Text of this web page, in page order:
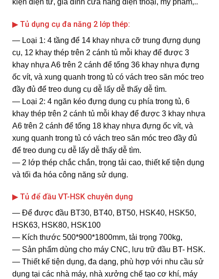
▶ Tủ dụng cụ đa năng 2 lớp thép:
― Loại 1: 4 tầng để 14 khay nhựa cỡ trung đựng dụng
cụ, 12 khay thép trên 2 cánh tủ mỗi khay để được 3
khay nhựa A6 trên 2 cánh để tổng 36 khay nhựa đựng
ốc vít, và xung quanh trong tủ có vách treo săn móc treo
đầy đủ để treo dung cụ dễ lấy dễ thấy dễ tìm.
― Loại 2: 4 ngăn kéo đựng dụng cụ phía trong tủ, 6
khay thép trên 2 cánh tủ mỗi khay để được 3 khay nhựa
A6 trên 2 cánh để tổng 18 khay nhựa đựng ốc vít, và
xung quanh trong tủ có vách treo săn móc treo đầy đủ
để treo dung cụ dễ lấy dễ thấy dễ tìm.
― 2 lớp thép chắc chắn, trọng tải cao, thiết kế tiện dụng
và tối đa hóa công năng sử dụng.
▶ Tủ để đầu VT-HSK chuyên dụng
― Để được đầu BT30, BT40, BT50, HSK40, HSK50,
HSK63, HSK80, HSK100
― Kích thước 500*900*1800mm, tải trọng 700kg,
― Sản phẩm dùng cho máy CNC, lưu trữ đầu BT- HSK.
― Thiết kế tiện dụng, đa dạng, phù hợp với nhu cầu sử
dụng tại các nhà máy, nhà xưởng chế tạo cơ khí, máy